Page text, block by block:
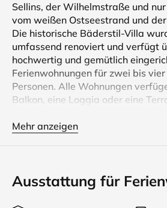
Sellins, der Wilhelmstraße und
vom weißen Ostseestrand und
Die historische Bäderstil-Villa
umfassend renoviert und verfügt
hochwertig und gemütlich
Ferienwohnungen für zwei bis
Personen. Alle Wohnungen
Balkon, eine Loggia oder eine
gemütlich eingerichtet und verfügt
Wichtige Information zur
Wohnung kann maximal ein
Nacht ausschließlich per Telefon
Mehr anzeigen
Ausstattung für